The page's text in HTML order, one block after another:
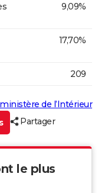
9,09%
17,70%
209
ministère de l’Intérieur
Partager
le plus